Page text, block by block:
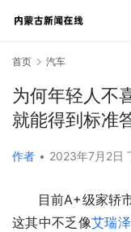
首页 汽车
为何年轻人不
就能得到标准
作者 • 2023年7月2日
目前A+级家轿
这其中不乏像艾瑞泽